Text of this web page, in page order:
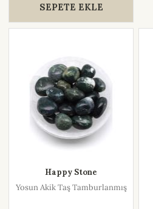
SEPETE EKLE
Happy Stone
Yosun Akik Taş Tamburlanmış